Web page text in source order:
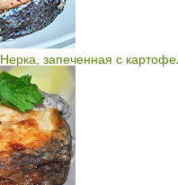
Нерка, запеченная с